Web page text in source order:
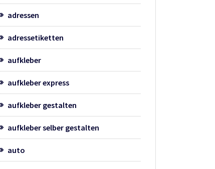
adressen
adressetiketten
aufkleber
aufkleber express
aufkleber gestalten
aufkleber selber gestalten
auto